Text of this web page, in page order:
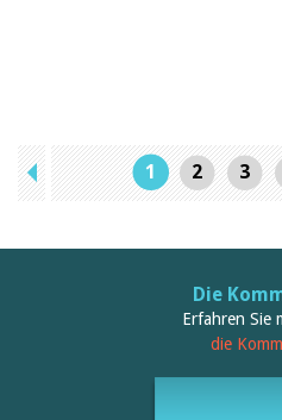
1 2 3
Die
Erfahren Sie
die